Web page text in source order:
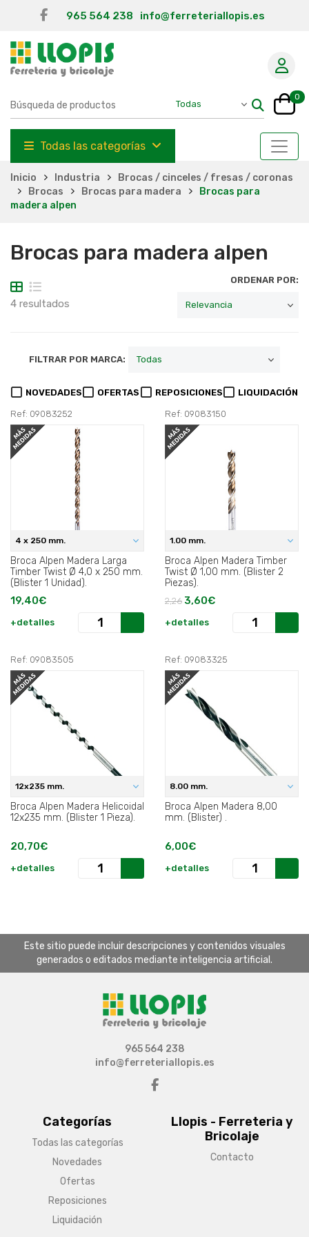
965 564 238 info@ferreteriallopis.es
0
Todas las categorías
Inicio Industria
Brocas / cinceles / fresas / coronas
Brocas
Brocas para madera
Brocas para
madera alpen
Brocas para madera alpen
4 resultados
ORDENAR POR:
FILTRAR POR MARCA:
NOVEDADES OFERTAS REPOSICIONES LIQUIDACIÓN
Ref: 09083252
4 x 250 mm.
Broca Alpen Madera Larga
Timber Twist Ø 4,0 x 250 mm.
(Blister 1 Unidad).
19,40€
+detalles
Ref: 09083150
1.00 mm.
Broca Alpen Madera Timber
Twist Ø 1,00 mm. (Blister 2
Piezas).
2,26 3,60€
+detalles
Ref: 09083505
12x235 mm.
Broca Alpen Madera Helicoidal
12x235 mm. (Blister 1 Pieza).
20,70€
+detalles
Ref: 09083325
8.00 mm.
Broca Alpen Madera 8,00
mm. (Blister) .
6,00€
+detalles
Este sitio puede incluir descripciones y contenidos visuales
generados o editados mediante inteligencia artificial.
Categorías
Todas las categorías
Novedades
Ofertas
Reposiciones
Liquidación
Llopis - Ferreteria y
Bricolaje
Contacto
965 564 238
info@ferreteriallopis.es